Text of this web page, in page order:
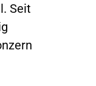
Seit